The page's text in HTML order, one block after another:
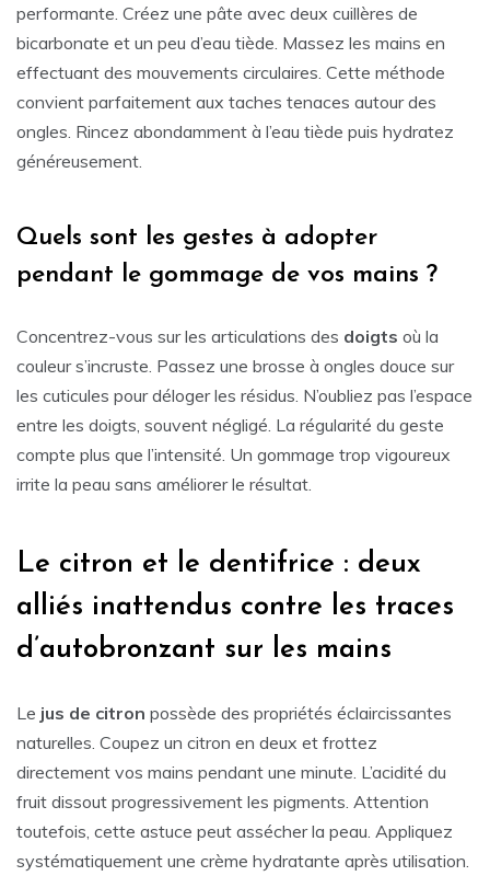
performante. Créez une pâte avec deux cuillères de
bicarbonate et un peu d’eau tiède. Massez les mains en
effectuant des mouvements circulaires. Cette méthode
convient parfaitement aux taches tenaces autour des
ongles. Rincez abondamment à l’eau tiède puis hydratez
généreusement.
Quels sont les gestes à adopter
pendant le gommage de vos mains ?
Concentrez-vous sur les articulations des doigts où la
couleur s’incruste. Passez une brosse à ongles douce sur
les cuticules pour déloger les résidus. N’oubliez pas l’espace
entre les doigts, souvent négligé. La régularité du geste
compte plus que l’intensité. Un gommage trop vigoureux
irrite la peau sans améliorer le résultat.
Le citron et le dentifrice : deux
alliés inattendus contre les traces
d’autobronzant sur les mains
Le jus de citron possède des propriétés éclaircissantes
naturelles. Coupez un citron en deux et frottez
directement vos mains pendant une minute. L’acidité du
fruit dissout progressivement les pigments. Attention
toutefois, cette astuce peut assécher la peau. Appliquez
systématiquement une crème hydratante après utilisation.